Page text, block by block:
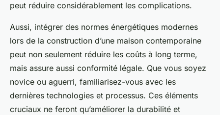
peut réduire considérablement les complications.
Aussi, intégrer des normes énergétiques modernes
lors de la construction d’une maison contemporaine
peut non seulement réduire les coûts à long terme,
mais assure aussi conformité légale. Que vous soyez
novice ou aguerri, familiarisez-vous avec les
dernières technologies et processus. Ces éléments
cruciaux ne feront qu’améliorer la durabilité et